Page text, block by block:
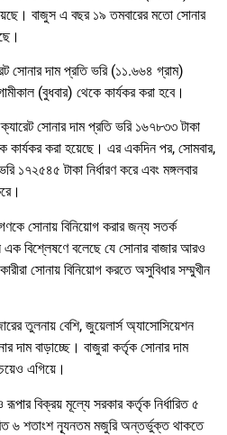
বাজুস এ বছর ১৯ তমবারের মতো সোনার
সোনার দাম প্রতি ভরি (১১.৬৬৪ গ্রাম)
(বুধবার) থেকে কার্যকর করা হবে।
সোনার দাম প্রতি ভরি ১৬৭৮৩৩ টাকা
কার্যকর করা হয়েছে। এর একদিন পর, সোমবার,
১৭২৫৪৫ টাকা নির্ধারণ করে এবং মঙ্গলবার
সোনায় বিনিয়োগ করার জন্য সতর্ক
এক বিশ্লেষণে বলেছে যে সোনার বাজার আরও
সোনায় বিনিয়োগ করতে অসুবিধার সম্মুখীন
তুলনায় বেশি, জুয়েলার্স অ্যাসোসিয়েশন
দাম বাড়াচ্ছে। বাজুরা কর্তৃক সোনার দাম
এগিয়ে।
বিক্রয় মূল্যে সরকার কর্তৃক নির্ধারিত ৫
৬ শতাংশ ন্যূনতম মজুরি অন্তর্ভুক্ত থাকতে